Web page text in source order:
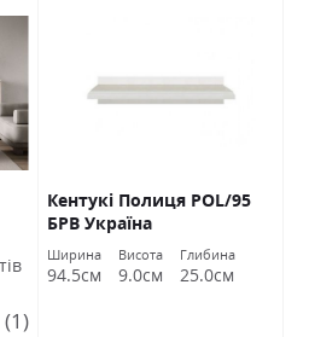
(1)
Кентукі Полиця POL/95
БРВ Україна
Ширина
94.5см
Висота
9.0см
Глибина
25.0см